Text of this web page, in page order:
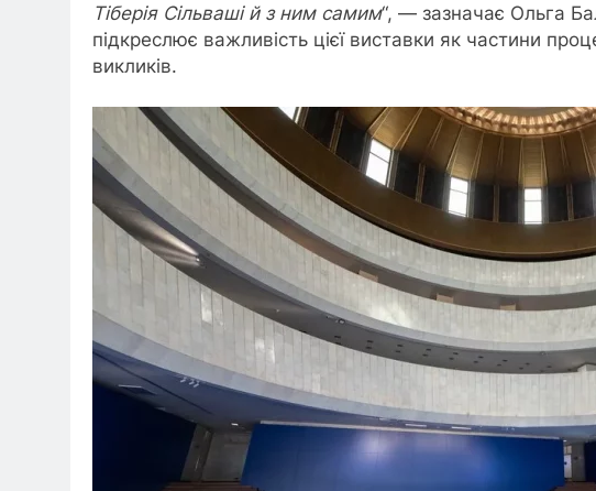
Тіберія Сільваші й з ним самим“, — зазначає Ольга
підкреслює важливість цієї виставки як частини
викликів.